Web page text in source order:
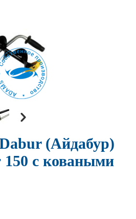
(Айдабур)
150 с коваными